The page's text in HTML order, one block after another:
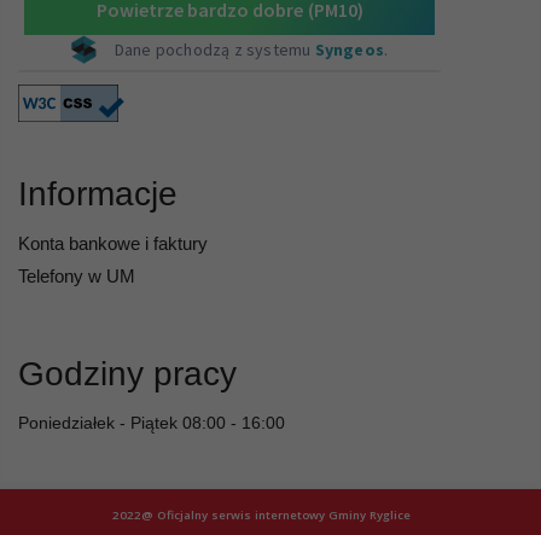
Informacje
Konta bankowe i faktury
Telefony w UM
Godziny pracy
Poniedziałek - Piątek 08:00 - 16:00
2022@ Oficjalny serwis internetowy Gminy Ryglice